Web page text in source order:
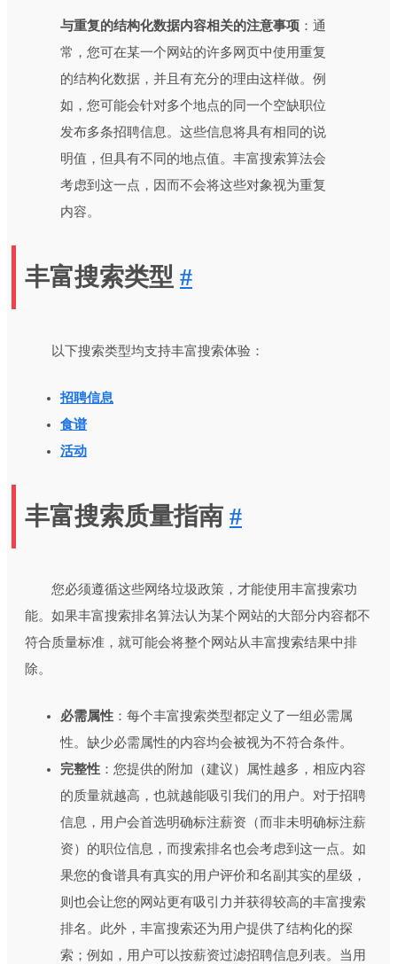
与重复的结构化数据内容相关的注意事项 ：通
常，您可在某一个网站的许多网页中使用重复
的结构化数据，并且有充分的理由这样做。例
如，您可能会针对多个地点的同一个空缺职位
发布多条招聘信息。这些信息将具有相同的说
明值，但具有不同的地点值。丰富搜索算法会
考虑到这一点，因而不会将这些对象视为重复
内容。
丰富搜索类型 #
以下搜索类型均支持丰富搜索体验：
招聘信息
食谱
活动
丰富搜索质量指南 #
您必须遵循这些网络垃圾政策，才能使用丰富搜索功
能。如果丰富搜索排名算法认为某个网站的大部分内容都不
符合质量标准，就可能会将整个网站从丰富搜索结果中排
除。
必需属性 ：每个丰富搜索类型都定义了一组必需属
性。缺少必需属性的内容均会被视为不符合条件。
完整性 ：您提供的附加（建议）属性越多，相应内容
的质量就越高，也就越能吸引我们的用户。对于招聘
信息，用户会首选明确标注薪资（而非未明确标注薪
资）的职位信息，而搜索排名也会考虑到这一点。如
果您的食谱具有真实的用户评价和名副其实的星级，
则也会让您的网站更有吸引力并获得较高的丰富搜索
排名。此外，丰富搜索还为用户提供了结构化的探
索；例如，用户可以按薪资过滤招聘信息列表。当用